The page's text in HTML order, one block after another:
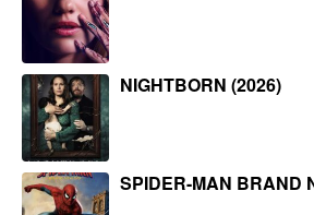
NIGHTBORN (2026)
SPIDER-MAN BRAND